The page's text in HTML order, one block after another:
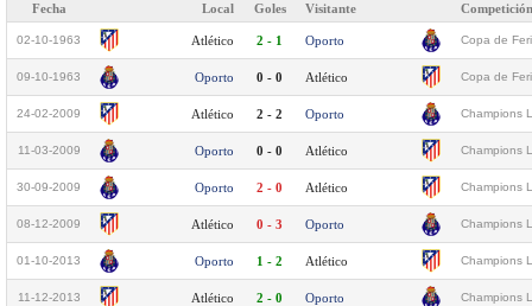
Fecha Local Goles Visitante Competición
02-10-1963 Atlético 2 - 1 Oporto Copa de
09-10-1963 Oporto 0 - 0 Atlético Copa de
24-02-2009 Atlético 2 - 2 Oporto Champions
11-03-2009 Oporto 0 - 0 Atlético Champions
30-09-2009 Oporto 2 - 0 Atlético Champions
08-12-2009 Atlético 0 - 3 Oporto Champions
01-10-2013 Oporto 1 - 2 Atlético Champions
11-12-2013 Atlético 2 - 0 Oporto Champions